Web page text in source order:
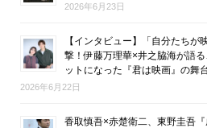
2026年6月23日
【インタビュー】「自分たち
撃！伊藤万理華×井之脇海が語
ットになった『君は映画』の舞台
2026年6月22日
香取慎吾×赤楚衛二、東野圭吾